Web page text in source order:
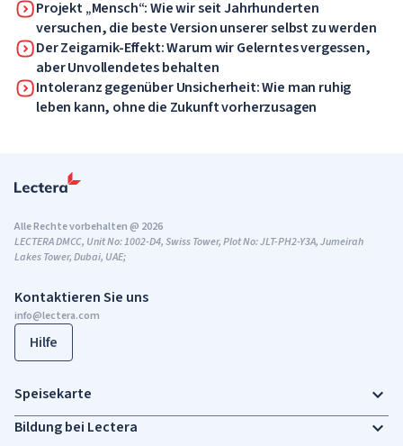
und Motivation fehlen
Projekt „Mensch“: Wie wir seit Jahrhunderten
versuchen, die beste Version unserer selbst zu werden
Der Zeigarnik-Effekt: Warum wir Gelerntes vergessen,
aber Unvollendetes behalten
Intoleranz gegenüber Unsicherheit: Wie man ruhig
leben kann, ohne die Zukunft vorherzusagen
Kontaktieren Sie uns
info@lectera.com
Hilfe
Alle Rechte vorbehalten @ 2026
LECTERA DMCC, Unit No: 1002-D4, Swiss Tower, Plot No: JLT-PH2-Y3A, Jumeirah
Lakes Tower, Dubai, UAE;
Speisekarte
Bildung bei Lectera